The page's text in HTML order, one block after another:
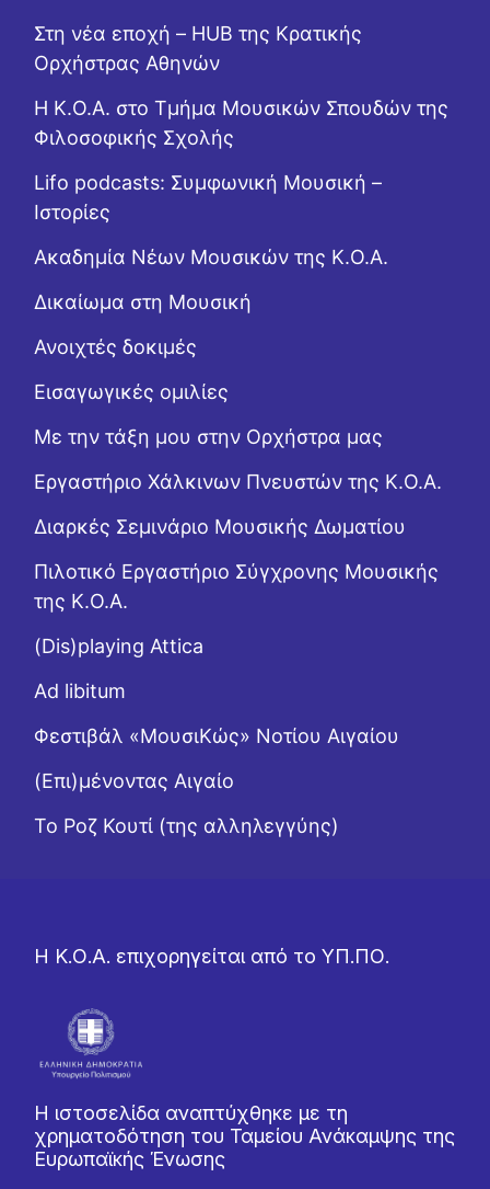
Στη νέα εποχή – HUB της Κρατικής
Ορχήστρας Αθηνών
Η Κ.Ο.Α. στο Τμήμα Μουσικών Σπουδών της
Φιλοσοφικής Σχολής
Lifo podcasts: Συμφωνική Μουσική –
Ιστορίες
Ακαδημία Νέων Μουσικών της Κ.Ο.Α.
Δικαίωμα στη Μουσική
Ανοιχτές δοκιμές
Εισαγωγικές ομιλίες
Με την τάξη μου στην Ορχήστρα μας
Εργαστήριo Χάλκινων Πνευστών της Κ.Ο.Α.
Διαρκές Σεμινάριο Μουσικής Δωματίου
Πιλοτικό Εργαστήριο Σύγχρονης Μουσικής
της Κ.Ο.Α.
(Dis)playing Attica
Ad libitum
Φεστιβάλ «ΜουσιΚώς» Νοτίου Αιγαίου
(Επι)μένοντας Αιγαίο
Το Ροζ Κουτί (της αλληλεγγύης)
Η Κ.Ο.Α. επιχορηγείται από το ΥΠ.ΠΟ.
Η ιστοσελίδα αναπτύχθηκε με τη
χρηματοδότηση του Ταμείου Ανάκαμψης της
Ευρωπαϊκής Ένωσης